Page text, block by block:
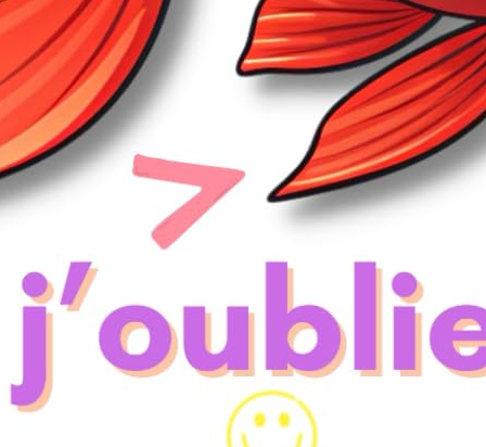
internationales de Mazarin à nos jours.